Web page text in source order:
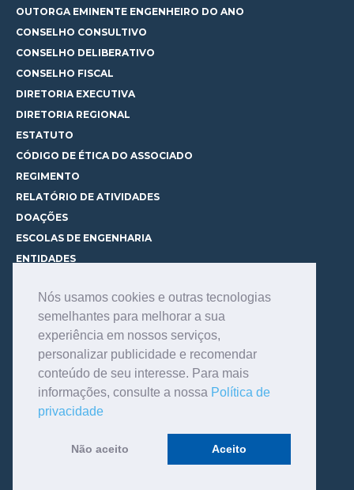
Nós usamos cookies e outras tecnologias
semelhantes para melhorar a sua
experiência em nossos serviços,
personalizar publicidade e recomendar
conteúdo de seu interesse. Para mais
informações, consulte a nossa Política de
privacidade
Não aceito Aceito
OUTORGA EMINENTE ENGENHEIRO DO ANO
CONSELHO CONSULTIVO
CONSELHO DELIBERATIVO
CONSELHO FISCAL
DIRETORIA EXECUTIVA
DIRETORIA REGIONAL
ESTATUTO
CÓDIGO DE ÉTICA DO ASSOCIADO
REGIMENTO
RELATÓRIO DE ATIVIDADES
DOAÇÕES
ESCOLAS DE ENGENHARIA
ENTIDADES
CURSOS
CONHEÇA OS CURSOS
CENTRAL DE MENTORIA
CONTATO
INFORMAÇÕES GERAIS